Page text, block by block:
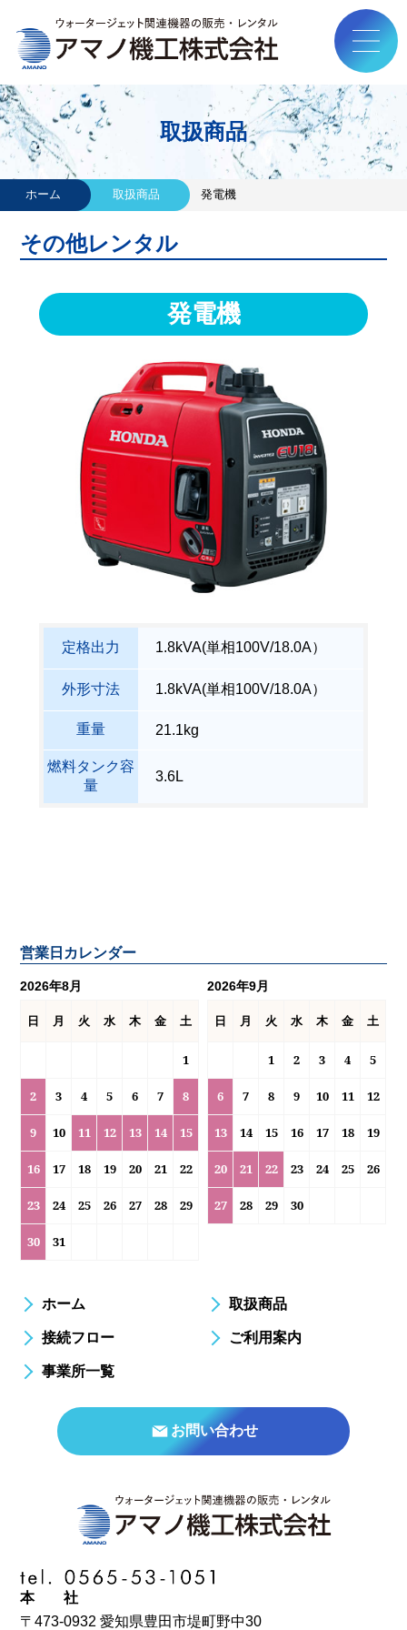
取扱商品
ホーム 取扱商品 発電機
その他レンタル
発電機
定格出力 1.8kVA(単相100V/18.0A）
外形寸法 1.8kVA(単相100V/18.0A）
重量 21.1kg
燃料タンク容
量
3.6L
本 社
〒473-0932 愛知県豊田市堤町野中30
営業日カレンダー
2026年8月
日 月 火 水 木 金 土
1
2 3 4 5 6 7 8
9 10 11 12 13 14 15
16 17 18 19 20 21 22
23 24 25 26 27 28 29
30 31
2026年9月
日 月 火 水 木 金 土
1 2 3 4 5
6 7 8 9 10 11 12
13 14 15 16 17 18 19
20 21 22 23 24 25 26
27 28 29 30
ホーム 取扱商品
接続フロー ご利用案内
事業所一覧
お問い合わせ